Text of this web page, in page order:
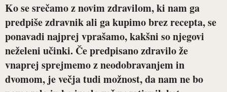
Ko se srečamo z novim zdravilom, ki nam ga
predpiše zdravnik ali ga kupimo brez recepta, se
ponavadi najprej vprašamo, kakšni so njegovi
neželeni učinki. Če predpisano zdravilo že
vnaprej sprejmemo z neodobravanjem in
dvomom, je večja tudi možnost, da nam ne bo